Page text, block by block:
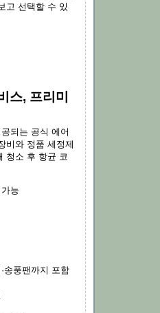
고 선택할 수 있
스, 프리미
되는 공식 에어
비와 정품 세정제
청소 후 항균 코
능
송풍팬까지 포함